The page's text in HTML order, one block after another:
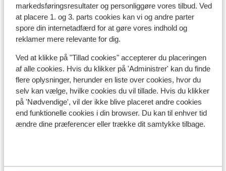
markedsføringsresultater og personliggøre vores tilbud. Ved
at placere 1. og 3. parts cookies kan vi og andre parter
spore din internetadfærd for at gøre vores indhold og
reklamer mere relevante for dig.
Ved at klikke på "Tillad cookies" accepterer du placeringen
af alle cookies. Hvis du klikker på 'Administrer' kan du finde
flere oplysninger, herunder en liste over cookies, hvor du
selv kan vælge, hvilke cookies du vil tillade. Hvis du klikker
på 'Nødvendige', vil der ikke blive placeret andre cookies
end funktionelle cookies i din browser. Du kan til enhver tid
ændre dine præferencer eller trække dit samtykke tilbage.
I området
Adskilt fra stranden af strandpromenaden
Ved stranden (sandstrand, håndklædeservice)
Afstand til lufthavn ca. 17, kilometer
Afstand til havnen ca. 2 kilometer
Afstand til busstoppested ca. 100 meter
Afstand til golfbane ca. 4 kilometer
Afstand til nærmeste kiosk ca. 100 meter